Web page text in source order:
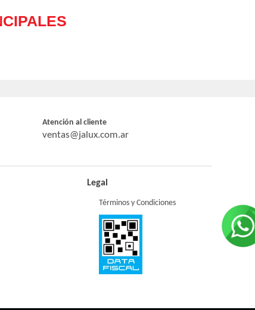
Atención al cliente
ventas@jalux.com.ar
Legal
Términos y Condiciones